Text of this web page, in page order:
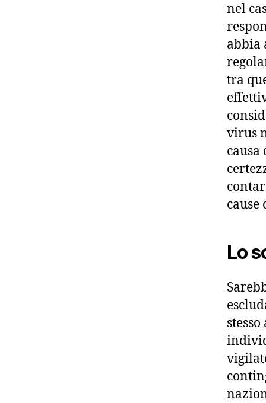
nel
abbia
tra
virus
causa
Lo